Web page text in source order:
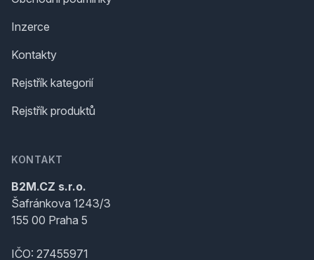
Inzerce
Kontakty
Rejstřík kategorií
Rejstřík produktů
KONTAKT
B2M.CZ s.r.o.
Šafránkova 1243/3
155 00 Praha 5
IČO: 27455971